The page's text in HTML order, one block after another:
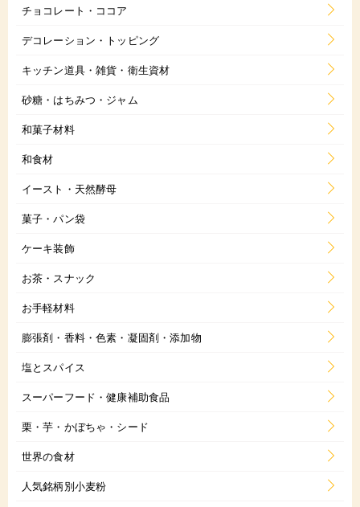
チョコレート・ココア
デコレーション・トッピング
キッチン道具・雑貨・衛生資材
砂糖・はちみつ・ジャム
和菓子材料
和食材
イースト・天然酵母
菓子・パン袋
ケーキ装飾
お茶・スナック
お手軽材料
膨張剤・香料・色素・凝固剤・添加物
塩とスパイス
スーパーフード・健康補助食品
栗・芋・かぼちゃ・シード
世界の食材
人気銘柄別小麦粉